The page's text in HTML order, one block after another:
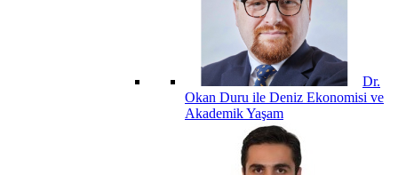
Dr.
Okan Duru ile Deniz Ekonomisi ve
Akademik Yaşam